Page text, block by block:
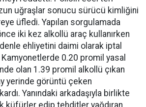
uğraşlar sonucu sürücü kimliğini
üfledi. Yapılan sorgulamada
iki kez alkollü araç kullanırken
ehliyetini daimi olarak iptal
0.20 promil yasal
olan 1.39 promil alkollü çıkan
yerinde görüntü çeken
Yanındaki arkadaşıyla birlikte